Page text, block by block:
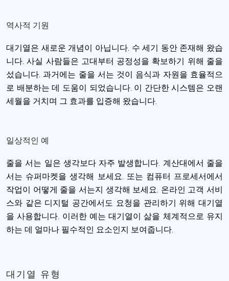
역사적 기원
대기열은 새로운 개념이 아닙니다. 수 세기 동안 존재해 왔습
니다. 사실 사람들은 고대부터 공정성을 확보하기 위해 줄을
섰습니다. 과거에는 줄을 서는 것이 음식과 자원을 효율적으
로 배분하는 데 도움이 되었습니다. 이 간단한 시스템은 오랜
세월을 거치며 그 효과를 입증해 왔습니다.
일상적인 예
줄을 서는 일은 생각보다 자주 발생합니다. 계산대에서 줄을
서는 슈퍼마켓을 생각해 보세요. 또는 컴퓨터 프로세서에서
작업이 어떻게 줄을 서는지 생각해 보세요. 온라인 고객 서비
스와 같은 디지털 공간에서도 요청을 관리하기 위해 대기열
을 사용합니다. 이러한 예는 대기열이 삶을 체계적으로 유지
하는 데 얼마나 필수적인 요소인지 보여줍니다.
대기열 유형